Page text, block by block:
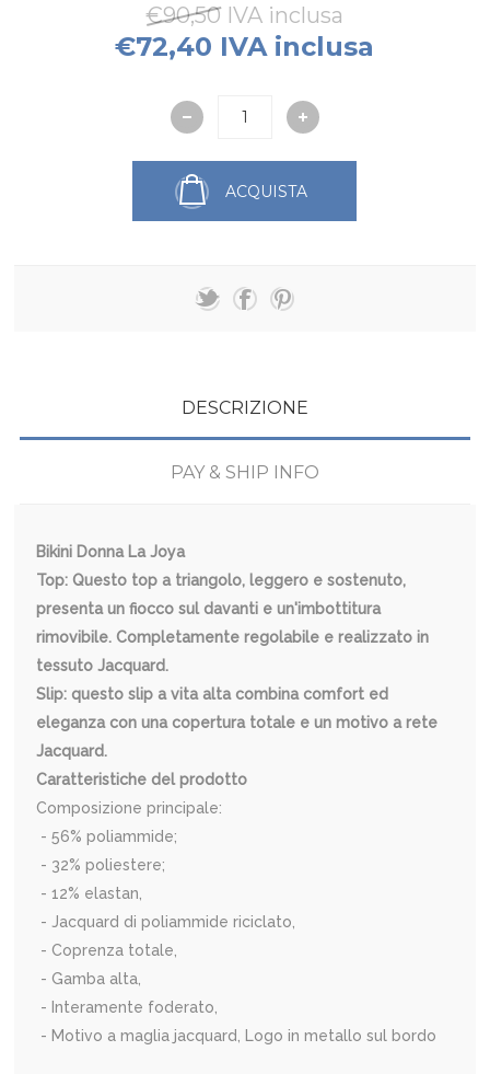
€90,50 IVA inclusa
€72,40 IVA inclusa
ACQUISTA
DESCRIZIONE
PAY & SHIP INFO
Bikini Donna La Joya
Top: Questo top a triangolo, leggero e sostenuto,
presenta un fiocco sul davanti e un'imbottitura
rimovibile. Completamente regolabile e realizzato in
tessuto Jacquard.
Slip: questo slip a vita alta combina comfort ed
eleganza con una copertura totale e un motivo a rete
Jacquard.
Caratteristiche del prodotto
Composizione principale:
- 56% poliammide;
- 32% poliestere;
- 12% elastan,
- Jacquard di poliammide riciclato,
- Coprenza totale,
- Gamba alta,
- Interamente foderato,
- Motivo a maglia jacquard, Logo in metallo sul bordo